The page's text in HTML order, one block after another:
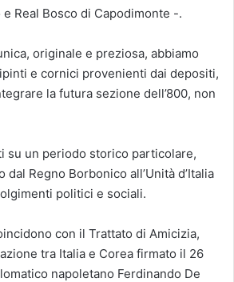
Real Bosco di Capodimonte -.
originale e preziosa, abbiamo
e cornici provenienti dai depositi,
la futura sezione dell’800, non
su un periodo storico particolare,
Regno Borbonico all’Unità d’Italia
politici e sociali.
con il Trattato di Amicizia,
tra Italia e Corea firmato il 26
napoletano Ferdinando De